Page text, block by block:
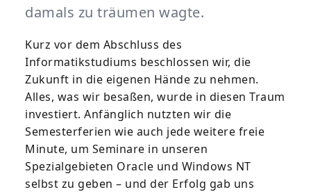
damals zu träumen wagte.
Kurz vor dem Abschluss des
Informatikstudiums beschlossen wir, die
Zukunft in die eigenen Hände zu nehmen.
Alles, was wir besaßen, wurde in diesen Traum
investiert. Anfänglich nutzten wir die
Semesterferien wie auch jede weitere freie
Minute, um Seminare in unseren
Spezialgebieten Oracle und Windows NT
selbst zu geben – und der Erfolg gab uns